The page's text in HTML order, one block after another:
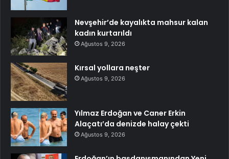
Nevşehir’de kayalıkta mahsur kalan
kadın kurtarıldı
Ağustos 9, 2026
Kırsal yollara neşter
Ağustos 9, 2026
Yılmaz Erdoğan ve Caner Erkin
Alaçatı’da denizde halay çekti
Ağustos 9, 2026